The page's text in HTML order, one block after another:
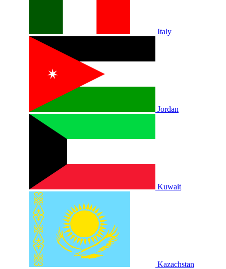
Italy
Jordan
Kuwait
Kazachstan